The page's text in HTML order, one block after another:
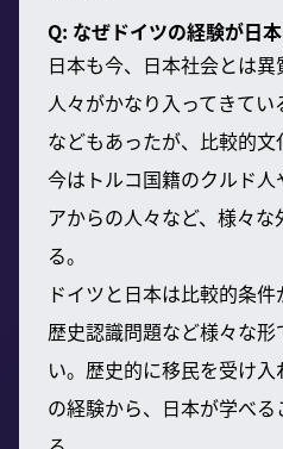
Q: なぜドイツの経験が日
日本も今、日本社会とは
人々がかなり入ってきて
などもあったが、比較的文
今はトルコ国籍のクルド
アからの人々など、様々
る。
ドイツと日本は比較的条
歴史認識問題など様々な
い。歴史的に移民を受け
の経験から、日本が学べ